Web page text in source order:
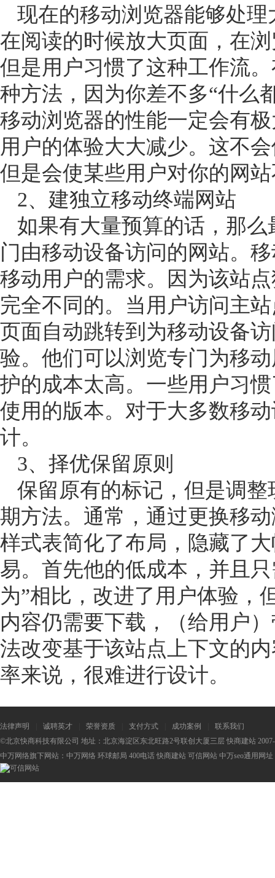
现在的移动浏览器能够处
在阅读的时候放大页面，在
但是用户习惯了这种工作流
种方法，因为你差不多“什么
移动浏览器的性能一定会有
用户的体验大大减少。这不
但是会使某些用户对你的网
2、 建独立移动终端网站
如果有大量预算的话，那
门由移动设备访问的网站。
移动用户的需求。因为该站
完全不同的。当用户访问主
页面自动跳转到为移动设备
验。他们可以浏览专门为移
护的成本太高。一些用户习
使用的版本。对于大多数移
计。
3、 择优保留原则
保留原有的标记，但是调
期方法。通常，通过更换移
样式表简化了布局，隐藏了
易。首先他的低成本，并且
为”相比，改进了用户体验，
内容仍需要下载，（给用户
法改变基于该站点上下文的
率来说，很难进行设计。
法律声明 诚聘英才 荣誉资质 支付方式 成功案例
联系我们
©北京快商科技有限公司 地址：北京海淀区东北旺路2号联创大厦三层 快商建站
中万网络旗下网站： 中万网络 环球邮局 400电话 快商建站 可信网站 中万seo通用网址